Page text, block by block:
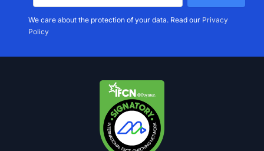
We care about the protection of your data. Read our Privacy
Policy